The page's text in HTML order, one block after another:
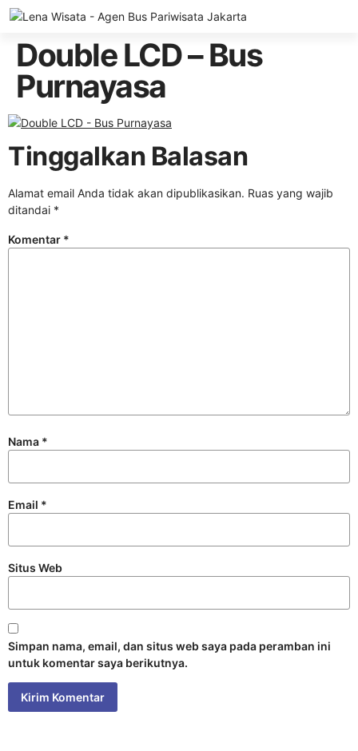
Double LCD – Bus
Purnayasa
Tinggalkan Balasan
Alamat email Anda tidak akan dipublikasikan. Ruas yang wajib
ditandai *
Komentar *
Nama *
Email *
Situs Web
Simpan nama, email, dan situs web saya pada peramban ini
untuk komentar saya berikutnya.